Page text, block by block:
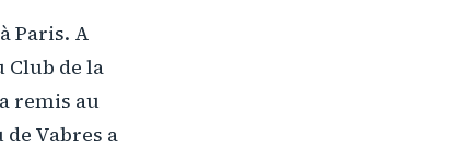
Paris. A
Club de la
remis au
Vabres a